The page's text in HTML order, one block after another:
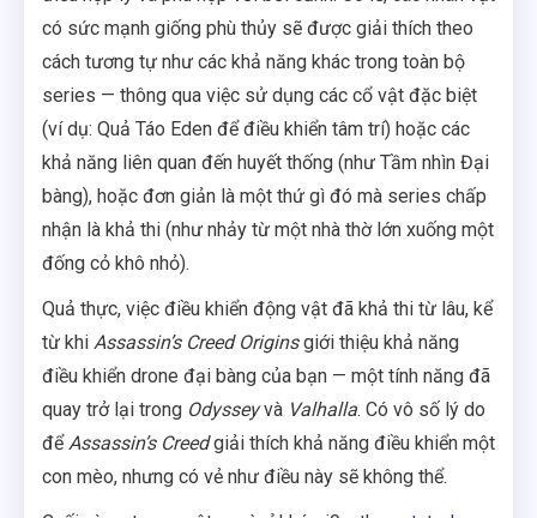
có sức mạnh giống phù thủy sẽ được giải thích theo
cách tương tự như các khả năng khác trong toàn bộ
series — thông qua việc sử dụng các cổ vật đặc biệt
(ví dụ: Quả Táo Eden để điều khiển tâm trí) hoặc các
khả năng liên quan đến huyết thống (như Tầm nhìn Đại
bàng), hoặc đơn giản là một thứ gì đó mà series chấp
nhận là khả thi (như nhảy từ một nhà thờ lớn xuống một
đống cỏ khô nhỏ).
Quả thực, việc điều khiển động vật đã khả thi từ lâu, kể
từ khi Assassin’s Creed Originsgiới thiệu khả năng
điều khiển drone đại bàng của bạn — một tính năng đã
quay trở lại trong Odysseyvà Valhalla. Có vô số lý do
đểAssassin’s Creedgiải thích khả năng điều khiển một
con mèo, nhưng có vẻ như điều này sẽ không thể.